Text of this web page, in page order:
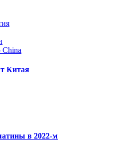
Китая
в 2022-м